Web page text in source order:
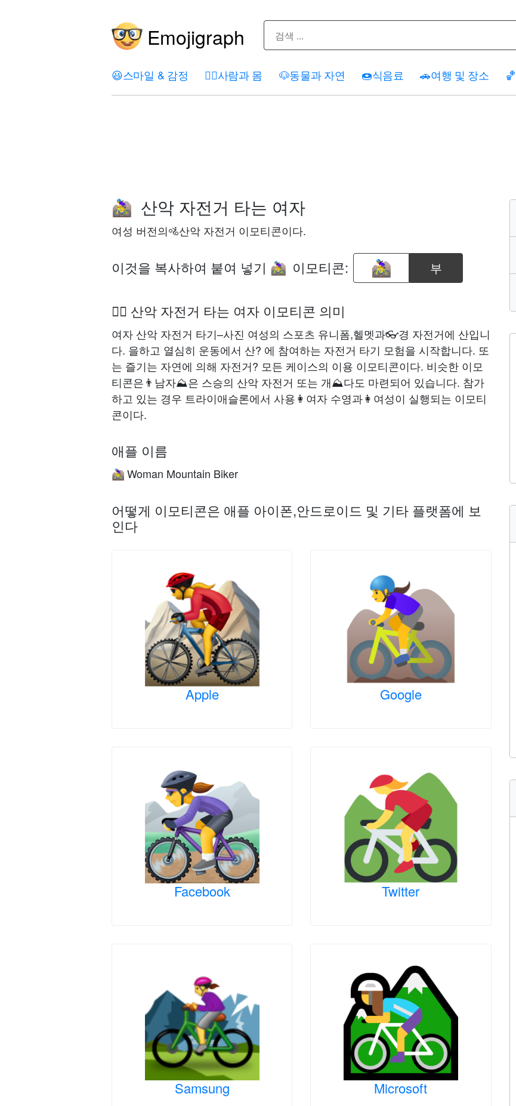
Emojigraph
😃스마일 & 감정 🤦‍♀️사람과 몸 🐶동물과 자연 🍩식음료 🚗여행 및 장소 🏀
🚵‍♀️ 산악 자전거 타는 여자
여성 버전의🚵산악 자전거 이모티콘이다.
이것을 복사하여 붙여 넣기 🚵‍♀️ 이모티콘: 부
🚵‍♀️ 산악 자전거 타는 여자 이모티콘 의미
여자 산악 자전거 타기–사진 여성의 스포츠 유니폼,헬멧과👓경 자전거에 산입니
다. 을하고 열심히 운동에서 산? 에 참여하는 자전거 타기 모험을 시작합니다. 또
는 즐기는 자연에 의해 자전거? 모든 케이스의 이용 이모티콘이다. 비슷한 이모
티콘은👨남자⛰은 스승의 산악 자전거 또는 개⛰다도 마련되어 있습니다. 참가
하고 있는 경우 트라이애슬론에서 사용👩여자 수영과👩여성이 실행되는 이모티
콘이다.
애플 이름
🚵‍♀️ Woman Mountain Biker
어떻게 이모티콘은 애플 아이폰,안드로이드 및 기타 플랫폼에 보
인다
Apple Google
Facebook Twitter
Samsung Microsoft